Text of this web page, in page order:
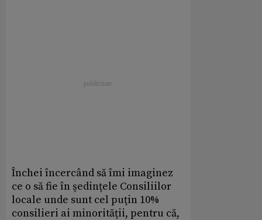
Închei încercând să îmi imaginez
ce o să fie în şedinţele Consiliilor
locale unde sunt cel puţin 10%
consilieri ai minorităţii, pentru că,